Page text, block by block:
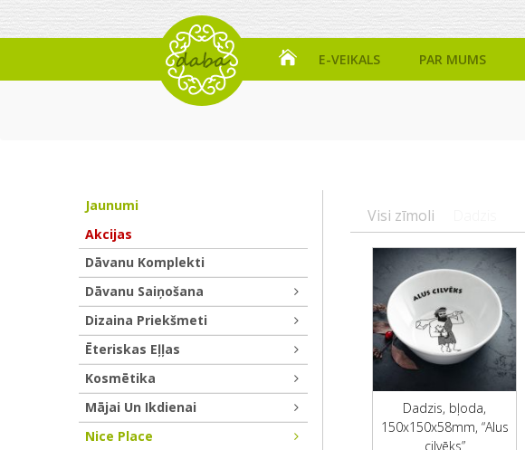
E-VEIKALS PAR MUMS
Visi zīmoli
Dadzis, bļoda,
150x150x58mm, “Alus
cilvēks”
Jaunumi
Akcijas
Dāvanu Komplekti
Dāvanu Saiņošana
Dizaina Priekšmeti
Ēteriskas Eļļas
Kosmētika
Mājai Un Ikdienai
Nice Place